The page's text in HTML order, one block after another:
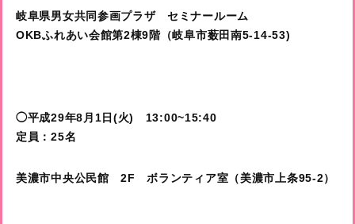
岐阜県男女共同参画プラザ セミナールーム
OKBふれあい会館第2棟9階（岐阜市薮田南5-14-53)
◯平成29年8月1日(火) 13:00~15:40
定員：25名
美濃市中央公民館 2F ボランティア室（美濃市上条95-2）